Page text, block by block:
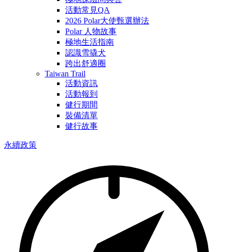
活動常見QA
2026 Polar大使甄選辦法
Polar 人物故事
極地生活指南
認識雪撬犬
跨出舒適圈
Taiwan Trail
活動資訊
活動報到
健行期間
裝備清單
健行故事
永續政策